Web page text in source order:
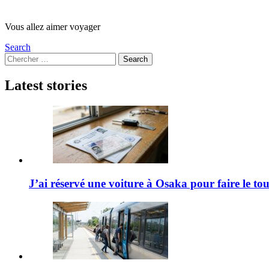
Vous allez aimer voyager
Search
Search
for:
Search
Latest stories
J’ai réservé une voiture à Osaka pour faire le